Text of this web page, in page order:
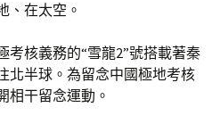
、在太空。
考核義務的“雪龍2”號搭載著秦
北半球。為留念中國極地考核
相干留念運動。